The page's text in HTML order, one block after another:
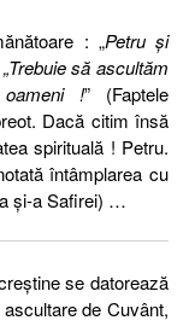
: „Petru şi
să ascultăm
!” (Faptele
Dacă citim însă
spirituală ! Petru.
întâmplarea cu
şi-a Safirei) …
se datorează
de Cuvânt,